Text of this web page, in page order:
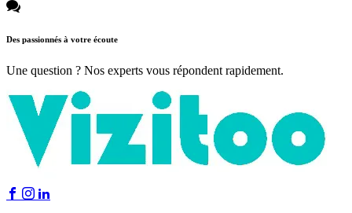
Des passionnés à votre écoute
Une question ? Nos experts vous répondent rapidement.